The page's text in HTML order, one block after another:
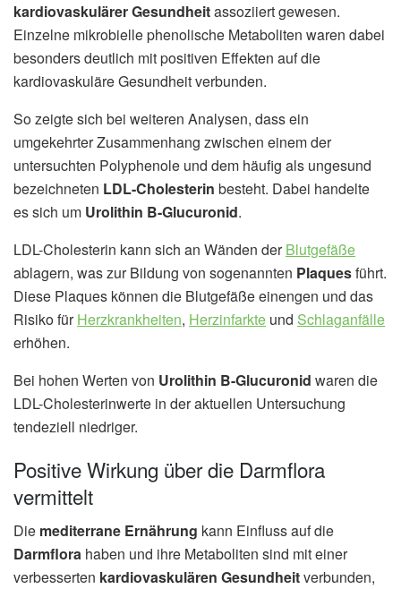
kardiovaskulärer Gesundheitassoziiert gewesen.
Einzelne mikrobielle phenolische Metaboliten waren dabei
besonders deutlich mit positiven Effekten auf die
kardiovaskuläre Gesundheit verbunden.
So zeigte sich bei weiteren Analysen, dass ein
umgekehrter Zusammenhang zwischen einem der
untersuchten Polyphenole und dem häufig als ungesund
bezeichneten LDL-Cholesterin besteht. Dabei handelte
es sich um Urolithin B-Glucuronid.
LDL-Cholesterin kann sich an Wänden derBlutgefäße
ablagern, was zur Bildung von sogenannten Plaquesführt.
Diese Plaques können die Blutgefäße einengen und das
Risiko fürHerzkrankheiten, Herzinfarkte und Schlaganfälle
erhöhen.
Bei hohen Werten von Urolithin B-Glucuronid waren die
LDL-Cholesterinwerte in der aktuellen Untersuchung
tendeziell niedriger.
Positive Wirkung über die Darmflora
vermittelt
Die mediterrane Ernährung kann Einfluss auf die
Darmflora haben und ihre Metaboliten sind mit einer
verbesserten kardiovaskulären Gesundheitverbunden,